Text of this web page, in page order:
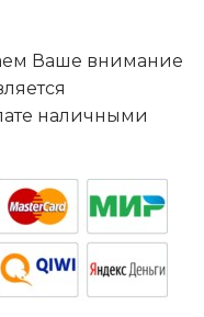
Ваше внимание
наличными